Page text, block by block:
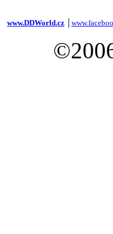
www.DDWorld.cz